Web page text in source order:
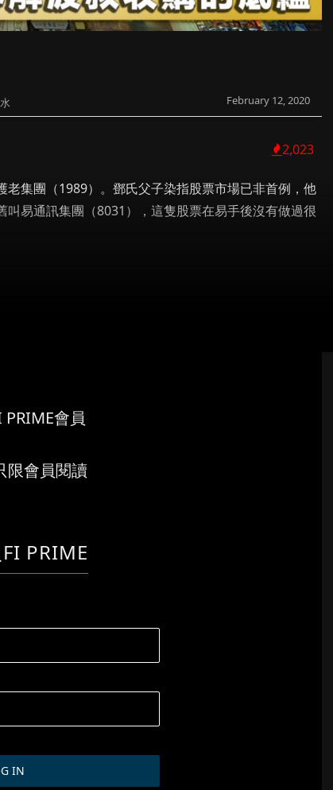
February 12, 2020
2,023
集團（1989）。鄧氏父子染指股票市場已非首例，他
易通訊集團（8031），這隻股票在易手後沒有做過很
會員
限會員閱讀
PRIME